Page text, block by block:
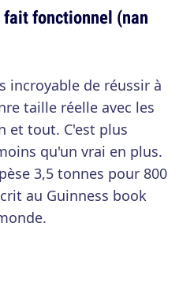
fonctionnel (nan
incroyable de réussir à
taille réelle avec les
et tout. C'est plus
qu'un vrai en plus.
3,5 tonnes pour 800
au Guinness book